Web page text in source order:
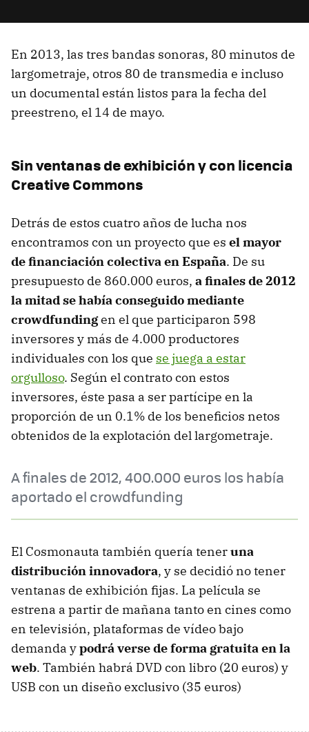
En 2013, las tres bandas sonoras, 80 minutos de
largometraje, otros 80 de transmedia e incluso
un documental están listos para la fecha del
preestreno, el 14 de mayo.
Sin ventanas de exhibición y con licencia
Creative Commons
Detrás de estos cuatro años de lucha nos
encontramos con un proyecto que es el mayor
de financiación colectiva en España. De su
presupuesto de 860.000 euros, a finales de 2012
la mitad se había conseguido mediante
crowdfundingen el que participaron 598
inversores y más de 4.000 productores
individuales con los que se juega a estar
orgulloso. Según el contrato con estos
inversores, éste pasa a ser partícipe en la
proporción de un 0.1% de los beneficios netos
obtenidos de la explotación del largometraje.
A finales de 2012, 400.000 euros los había
aportado el crowdfunding
El Cosmonauta también quería teneruna
distribución innovadora, y se decidió no tener
ventanas de exhibición fijas. La película se
estrena a partir de mañana tanto en cines como
en televisión, plataformas de vídeo bajo
demanda ypodrá verse de forma gratuita en la
web. También habrá DVD con libro (20 euros) y
USB con un diseño exclusivo (35 euros)